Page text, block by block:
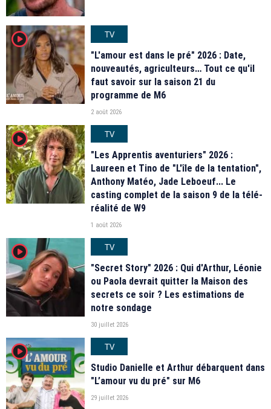
player2
TV
"L'amour est dans le pré" 2026 : Date,
nouveautés, agriculteurs… Tout ce qu'il
faut savoir sur la saison 21 du
programme de M6
2 août 2026
player2
TV
"Les Apprentis aventuriers" 2026 :
Laureen et Tino de "L'île de la tentation",
Anthony Matéo, Jade Leboeuf... Le
casting complet de la saison 9 de la télé-
réalité de W9
1 août 2026
player2
TV
"Secret Story" 2026 : Qui d'Arthur, Léonie
ou Paola devrait quitter la Maison des
secrets ce soir ? Les estimations de
notre sondage
30 juillet 2026
player2
TV
Studio Danielle et Arthur débarquent dans
"L’amour vu du pré" sur M6
29 juillet 2026